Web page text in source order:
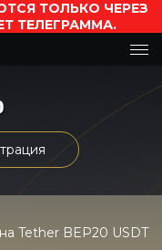
ТОЛЬКО ЧЕРЕЗ
ТЕЛЕГРАММА.
Tether BEP20 USDT